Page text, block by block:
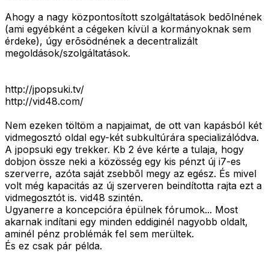
Ahogy a nagy központosított szolgáltatások bedõlnének
(ami egyébként a cégeken kívül a kormányoknak sem
érdeke), úgy erõsödnének a decentralizált
megoldások/szolgáltatások.
http://jpopsuki.tv/
http://vid48.com/
Nem ezeken töltöm a napjaimat, de ott van kapásból két
vidmegosztó oldal egy-két subkultúrára specializálódva.
A jpopsuki egy trekker. Kb 2 éve kérte a tulaja, hogy
dobjon össze neki a közösség egy kis pénzt új i7-es
szerverre, azóta saját zsebbõl megy az egész. És mivel
volt még kapacitás az új szerveren beindította rajta ezt a
vidmegosztót is. vid48 szintén.
Ugyanerre a koncepcióra épülnek fórumok... Most
akarnak indítani egy minden eddiginél nagyobb oldalt,
aminél pénz problémák fel sem merültek.
És ez csak pár példa.